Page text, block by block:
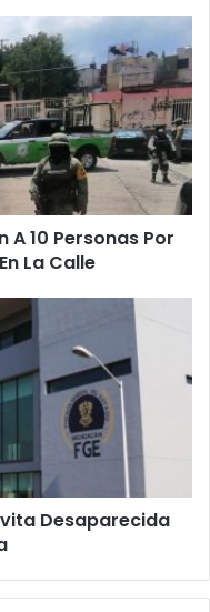
10 Personas Por
La Calle
Desaparecida